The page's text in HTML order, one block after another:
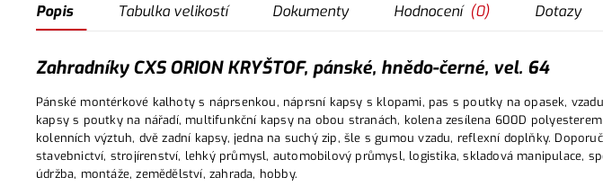
Popis Tabulka velikostí Dokumenty Hodnocení (0) Dotazy
Zahradníky CXS ORION KRYŠTOF, pánské, hnědo-černé, vel. 64
Pánské montérkové kalhoty s náprsenkou, náprsní kapsy s klopami, pas s poutky na opasek,
kapsy s poutky na nářadí, multifunkční kapsy na obou stranách, kolena zesílena 600D
kolenních výztuh, dvě zadní kapsy, jedna na suchý zip, šle s gumou vzadu, reflexní doplňky.
stavebnictví, strojírenství, lehký průmysl, automobilový průmysl, logistika, skladová manipulace,
údržba, montáže, zemědělství, zahrada, hobby.